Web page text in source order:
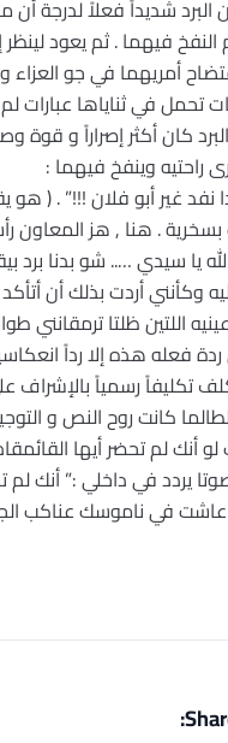
البرد شديداً فعلاً لدرجة
فيهما . ثم يعود
أمريهما في جو العزاء
تحمل في ثناياها عبارات
كان أكثر إصراراً و
راحتيه وينفخ فيهما :
نفد غير أبو فلان !!!” . (
. هنا , هز المعاون
يا سيدي ….. شو بدنا برد
وكأنني أردت بذلك أن
اللتين ظلتا
فعله هذه إلا رداً
تكليفاً رسمياً بالإشراف
كانت روح النص و
لو أنك لم تحضر أيها
يردد في داخلي :” أنك
عاشت في ناموسك عناكب